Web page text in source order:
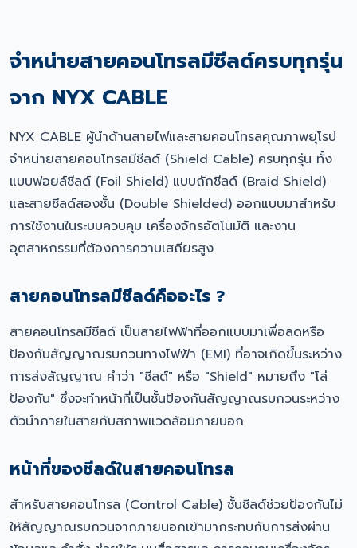
จำหน่ายสายคอนโทรลมีชีลด์ครบทุกรุ่น
จาก NYX CABLE
NYX CABLE ผู้นำด้านสายไฟและสายคอนโทรลคุณภาพยุโรป
จำหน่ายสายคอนโทรลมีชีลด์ (Shield Cable) ครบทุกรุ่น ทั้ง
แบบฟอยล์ชีลด์ (Foil Shield) แบบถักชีลด์ (Braid Shield)
และสายชีลด์สองชั้น (Double Shielded) ออกแบบมาสำหรับ
การใช้งานในระบบควบคุม เครื่องจักรอัตโนมัติ และงาน
อุตสาหกรรมที่ต้องการความเสถียรสูง
สายคอนโทรลมีชีลด์คืออะไร ?
สายคอนโทรลมีชีลด์ เป็นสายไฟฟ้าที่ออกแบบมาเพื่อลดหรือ
ป้องกันสัญญาณรบกวนทางไฟฟ้า (EMI) ที่อาจเกิดขึ้นระหว่าง
การส่งสัญญาณ คำว่า "ชีลด์" หรือ "Shield" หมายถึง "โล่
ป้องกัน" ซึ่งจะทำหน้าที่เป็นชั้นป้องกันสัญญาณรบกวนระหว่าง
ตัวนำภายในสายกับสภาพแวดล้อมภายนอก
หน้าที่ของชีลด์ในสายคอนโทรล
สำหรับสายคอนโทรล (Control Cable) ชั้นชีลด์ช่วยป้องกันไม่
ให้สัญญาณรบกวนจากภายนอกเข้ามากระทบกับการส่งผ่าน